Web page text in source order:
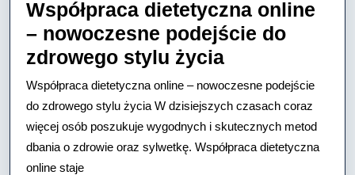
Współpraca dietetyczna online
– nowoczesne podejście do
zdrowego stylu życiaWspółpraca
dietetyczna
online
–
nowoczesne
Współpraca dietetyczna online – nowoczesne podejście
do zdrowego stylu życia W dzisiejszych czasach coraz
więcej osób poszukuje wygodnych i skutecznych metod
dbania o zdrowie oraz sylwetkę. Współpraca dietetyczna
online staje